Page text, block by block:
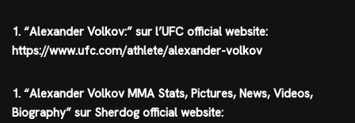
1. “Alexander Volkov:” sur l’UFC official website:
https://www.ufc.com/athlete/alexander-volkov
1. “Alexander Volkov MMA Stats, Pictures, News, Videos,
Biography” sur Sherdog official website: